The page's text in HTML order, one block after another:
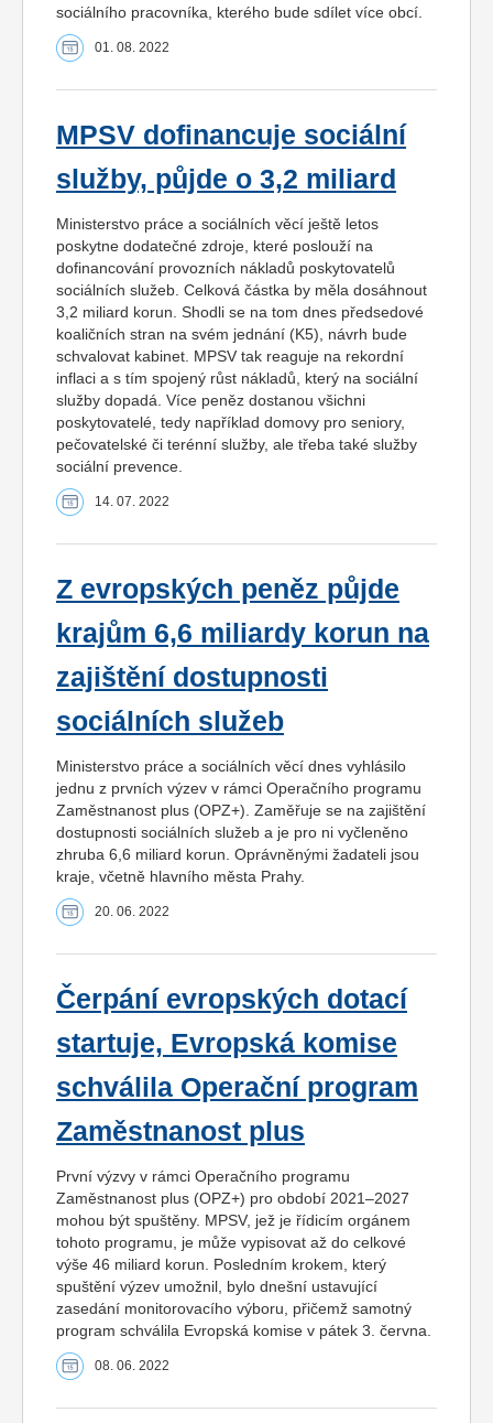
sociálního pracovníka, kterého bude sdílet více obcí.
01. 08. 2022
MPSV dofinancuje sociální
služby, půjde o 3,2 miliard
Ministerstvo práce a sociálních věcí ještě letos
poskytne dodatečné zdroje, které poslouží na
dofinancování provozních nákladů poskytovatelů
sociálních služeb. Celková částka by měla dosáhnout
3,2 miliard korun. Shodli se na tom dnes předsedové
koaličních stran na svém jednání (K5), návrh bude
schvalovat kabinet. MPSV tak reaguje na rekordní
inflaci a s tím spojený růst nákladů, který na sociální
služby dopadá. Více peněz dostanou všichni
poskytovatelé, tedy například domovy pro seniory,
pečovatelské či terénní služby, ale třeba také služby
sociální prevence.
14. 07. 2022
Z evropských peněz půjde
krajům 6,6 miliardy korun na
zajištění dostupnosti
sociálních služeb
Ministerstvo práce a sociálních věcí dnes vyhlásilo
jednu z prvních výzev v rámci Operačního programu
Zaměstnanost plus (OPZ+). Zaměřuje se na zajištění
dostupnosti sociálních služeb a je pro ni vyčleněno
zhruba 6,6 miliard korun. Oprávněnými žadateli jsou
kraje, včetně hlavního města Prahy.
20. 06. 2022
Čerpání evropských dotací
startuje, Evropská komise
schválila Operační program
Zaměstnanost plus
První výzvy v rámci Operačního programu
Zaměstnanost plus (OPZ+) pro období 2021–2027
mohou být spuštěny. MPSV, jež je řídicím orgánem
tohoto programu, je může vypisovat až do celkové
výše 46 miliard korun. Posledním krokem, který
spuštění výzev umožnil, bylo dnešní ustavující
zasedání monitorovacího výboru, přičemž samotný
program schválila Evropská komise v pátek 3. června.
08. 06. 2022